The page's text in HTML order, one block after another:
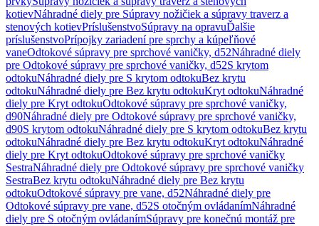
kotievNáhradné diely pre Súpravy nožičiek a súpravy traverz a
stenových kotievPríslušenstvoSúpravy na opravuĎalšie
príslušenstvoPrípojky zariadení pre sprchy a kúpeľňové
vaneOdtokové súpravy pre sprchové vaničky, d52Náhradné diely
pre Odtokové súpravy pre sprchové vaničky, d52S krytom
odtokuNáhradné diely pre S krytom odtokuBez krytu
odtokuNáhradné diely pre Bez krytu odtokuKryt odtokuNáhradné
diely pre Kryt odtokuOdtokové súpravy pre sprchové vaničky,
d90Náhradné diely pre Odtokové súpravy pre sprchové vaničky,
d90S krytom odtokuNáhradné diely pre S krytom odtokuBez krytu
odtokuNáhradné diely pre Bez krytu odtokuKryt odtokuNáhradné
diely pre Kryt odtokuOdtokové súpravy pre sprchové vaničky
SestraNáhradné diely pre Odtokové súpravy pre sprchové vaničky
SestraBez krytu odtokuNáhradné diely pre Bez krytu
odtokuOdtokové súpravy pre vane, d52Náhradné diely pre
Odtokové súpravy pre vane, d52S otočným ovládanímNáhradné
diely pre S otočným ovládanímSúpravy pre konečnú montáž pre